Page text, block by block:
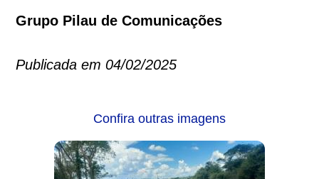
Grupo Pilau de Comunicações
Publicada em 04/02/2025
Confira outras imagens